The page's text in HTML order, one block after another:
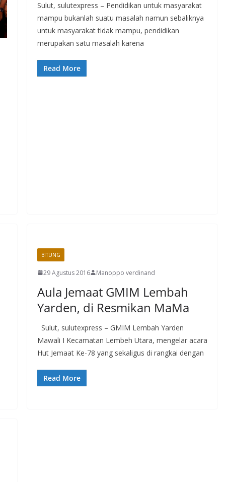
Sulut, sulutexpress – Pendidikan untuk masyarakat
mampu bukanlah suatu masalah namun sebaliknya
untuk masyarakat tidak mampu, pendidikan
merupakan satu masalah karena
Read More
BITUNG
29 Agustus 2016 Manoppo verdinand
Aula Jemaat GMIM Lembah
Yarden, di Resmikan MaMa
Sulut, sulutexpress – GMIM Lembah Yarden
Mawali I Kecamatan Lembeh Utara, mengelar acara
Hut Jemaat Ke-78 yang sekaligus di rangkai dengan
Read More